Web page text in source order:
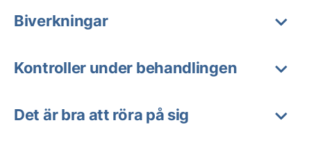
Biverkningar
Kontroller under behandlingen
Det är bra att röra på sig